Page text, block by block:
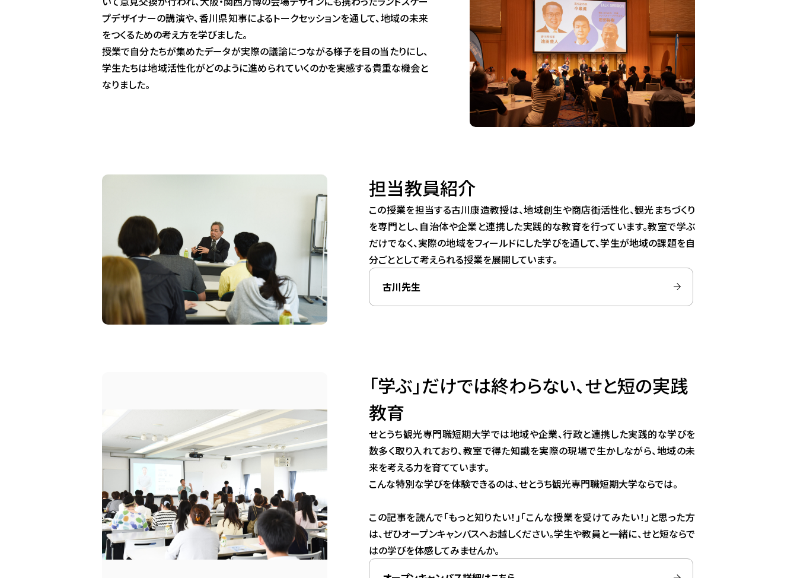
プデザイナーの講演や、香川県知事によるトークセッションを通して、地域の未来
をつくるための考え方を学びました。
授業で自分たちが集めたデータが実際の議論につながる様子を目の当たりにし、
学生たちは地域活性化がどのように進められていくのかを実感する貴重な機会と
なりました。
担当教員紹介
この授業を担当する古川康造教授は、地域創生や商店街活性化、観光まちづくり
を専門とし、自治体や企業と連携した実践的な教育を行っています。教室で学ぶ
だけでなく、実際の地域をフィールドにした学びを通して、学生が地域の課題を自
分ごととして考えられる授業を展開しています。
古川先生
「学ぶ」だけでは終わらない、せと短の実践
教育
せとうち観光専門職短期大学では地域や企業、行政と連携した実践的な学びを
数多く取り入れており、教室で得た知識を実際の現場で生かしながら、地域の未
来を考える力を育てています。
こんな特別な学びを体験できるのは、せとうち観光専門職短期大学ならでは。
この記事を読んで「もっと知りたい！」「こんな授業を受けてみたい！」と思った方
は、ぜひオープンキャンパスへお越しください。学生や教員と一緒に、せと短ならで
はの学びを体感してみませんか。